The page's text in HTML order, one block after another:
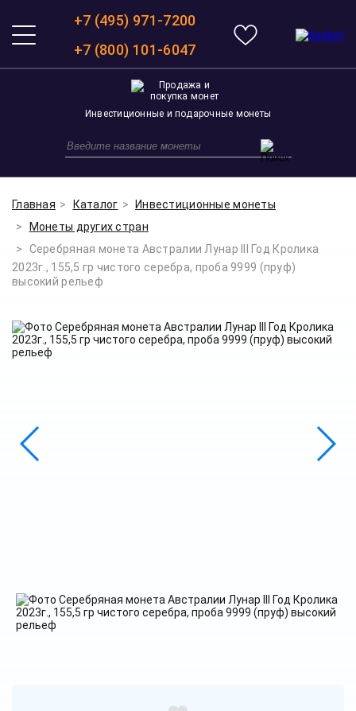
+7 (495) 971-7200
+7 (800) 101-6047
Инвестиционные и подарочные монеты
Главная Каталог
Инвестиционные монеты
Монеты других стран
Серебряная монета Австралии Лунар III Год Кролика
2023г., 155,5 гр чистого серебра, проба 9999 (пруф)
высокий рельеф